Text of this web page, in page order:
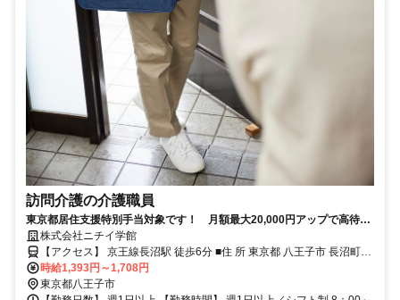
訪問介護の介護職員
東京都居住支援特別手当対象です！ 月額最大20,000円アップで高待
遇！ 週1日～／短時間から働けます ！
株式会社ニチイ学館
【アクセス】 京王線長沼駅 徒歩6分 ■住 所 東京都 八王子市 長沼町
時給1,393円～1,708円
東京都八王子市